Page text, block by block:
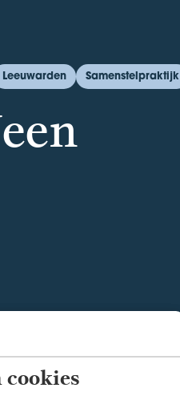
cookies
Leeuwarden Samenstelpraktijk